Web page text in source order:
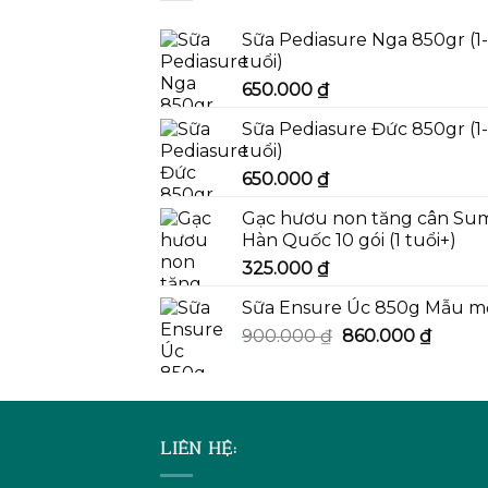
Sữa Pediasure Nga 850gr
tuổi)
650.000 ₫
Sữa Pediasure Đức 850gr (1-
tuổi)
650.000 ₫
Gạc hươu non tăng cân
Hàn Quốc 10 gói (1 tuổi+)
325.000 ₫
Sữa Ensure Úc 850g Mẫu
900.000₫ Giá
900.000 ₫.
860.000 ₫Giá
là:
LIÊN HỆ: